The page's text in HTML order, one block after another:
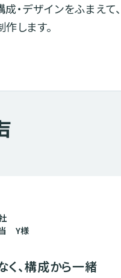
・デザインをふまえて
します。
Y様
く、構成から一緒